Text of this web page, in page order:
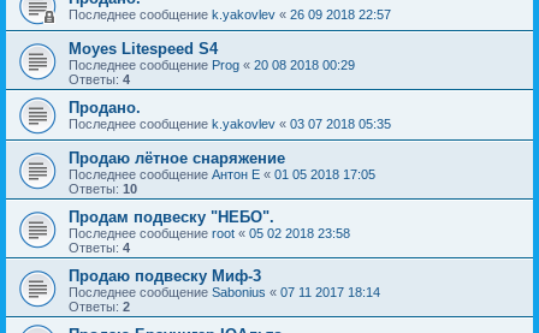
Последнее сообщение k.yakovlev « 26 09 2018 22:57
Moyes Litespeed S4
Последнее сообщение Prog « 20 08 2018 00:29
Ответы: 4
Продано.
Последнее сообщение k.yakovlev « 03 07 2018 05:35
Продаю лётное снаряжение
Последнее сообщение Антон Е « 01 05 2018 17:05
Ответы: 10
Продам подвеску "НЕБО".
Последнее сообщение root « 05 02 2018 23:58
Ответы: 4
Продаю подвеску Миф-3
Последнее сообщение Sabonius « 07 11 2017 18:14
Ответы: 2